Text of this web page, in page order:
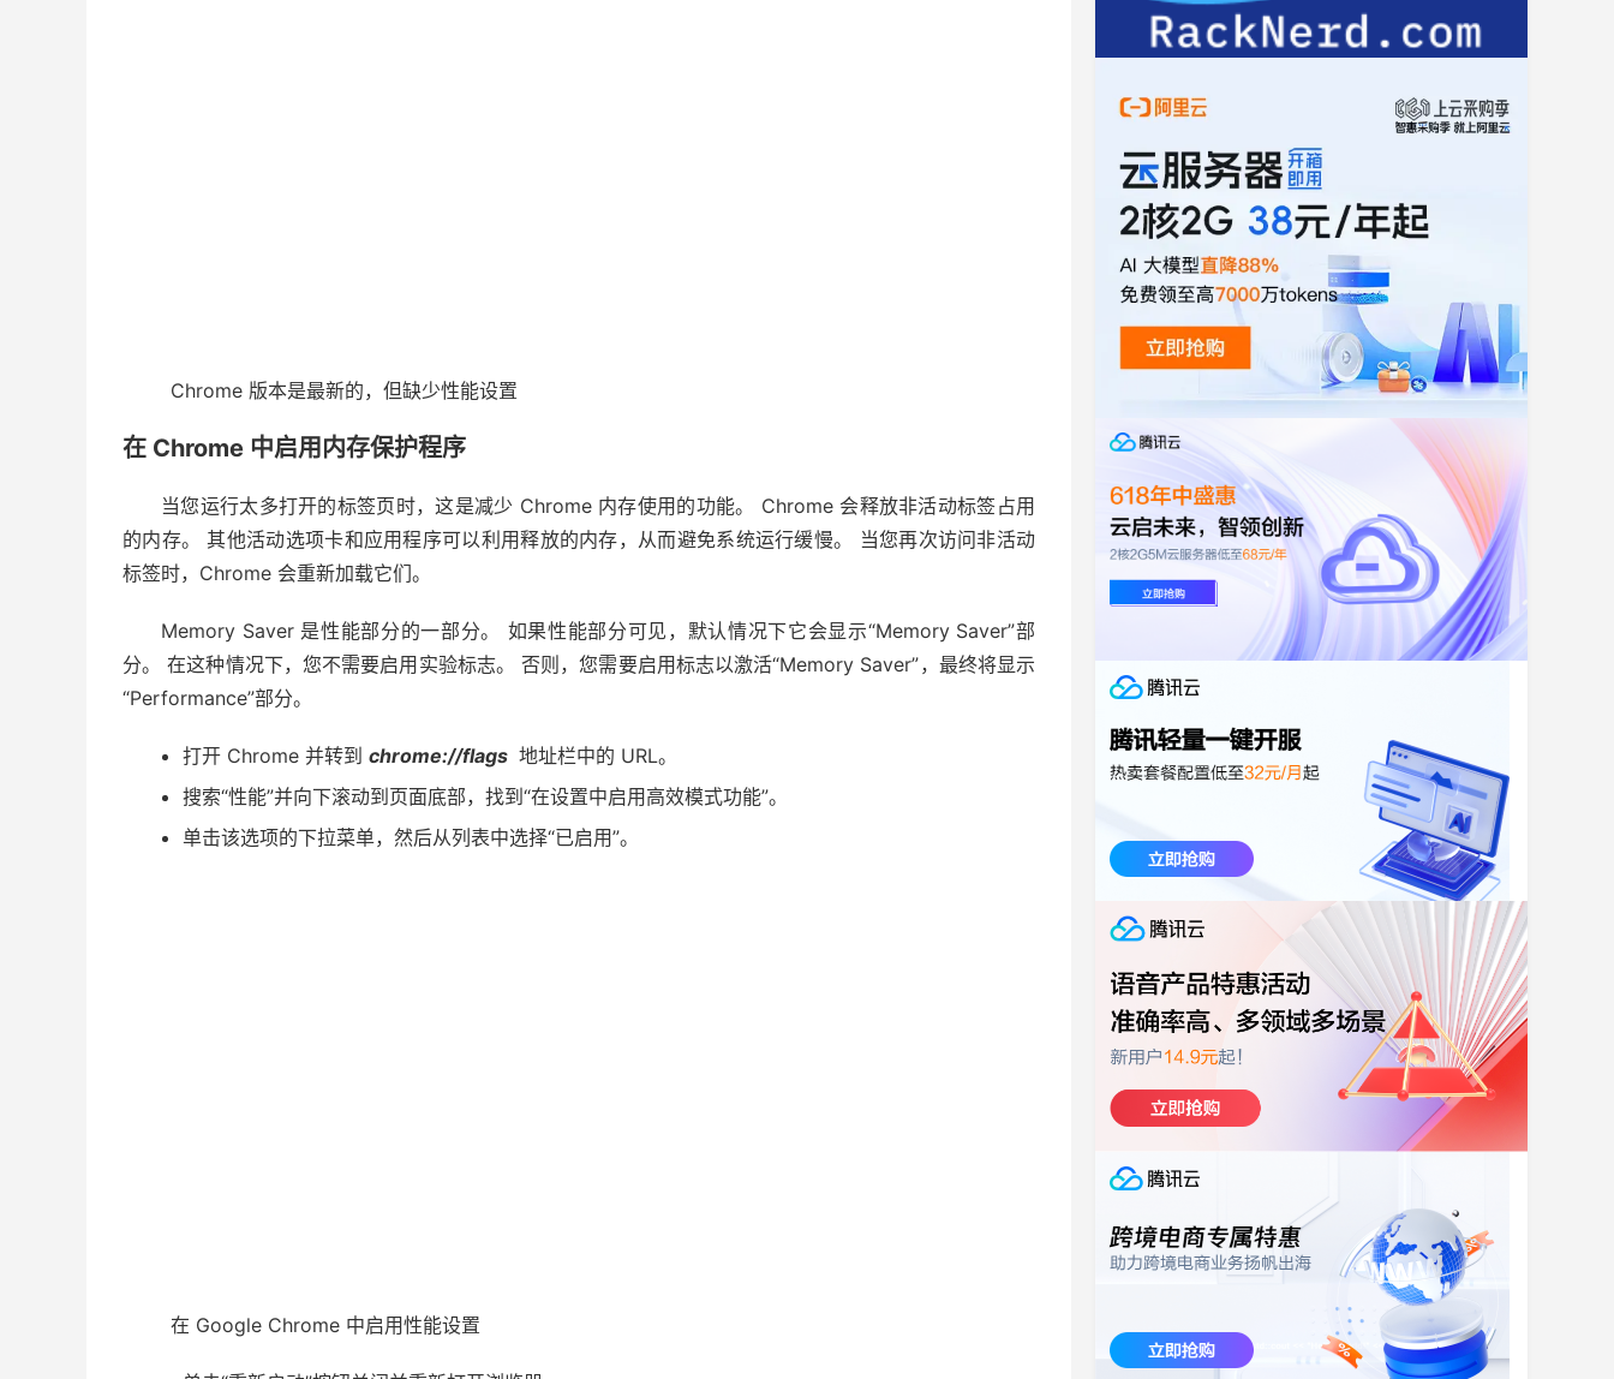
Chrome 版本是最新的，但缺少性能设置
在 Chrome 中启用内存保护程序
当您运行太多打开的标签页时，这是减少 Chrome 内存使用的功能。 Chrome 会释放非活动标签占用
的内存。 其他活动选项卡和应用程序可以利用释放的内存，从而避免系统运行缓慢。 当您再次访问非活动
标签时，Chrome 会重新加载它们。
Memory Saver 是性能部分的一部分。 如果性能部分可见，默认情况下它会显示“Memory Saver”部
分。 在这种情况下，您不需要启用实验标志。 否则，您需要启用标志以激活“Memory Saver”，最终将显示
“Performance”部分。
打开 Chrome 并转到 chrome://flags 地址栏中的 URL。
搜索“性能”并向下滚动到页面底部，找到“在设置中启用高效模式功能”。
单击该选项的下拉菜单，然后从列表中选择“已启用”。
在 Google Chrome 中启用性能设置